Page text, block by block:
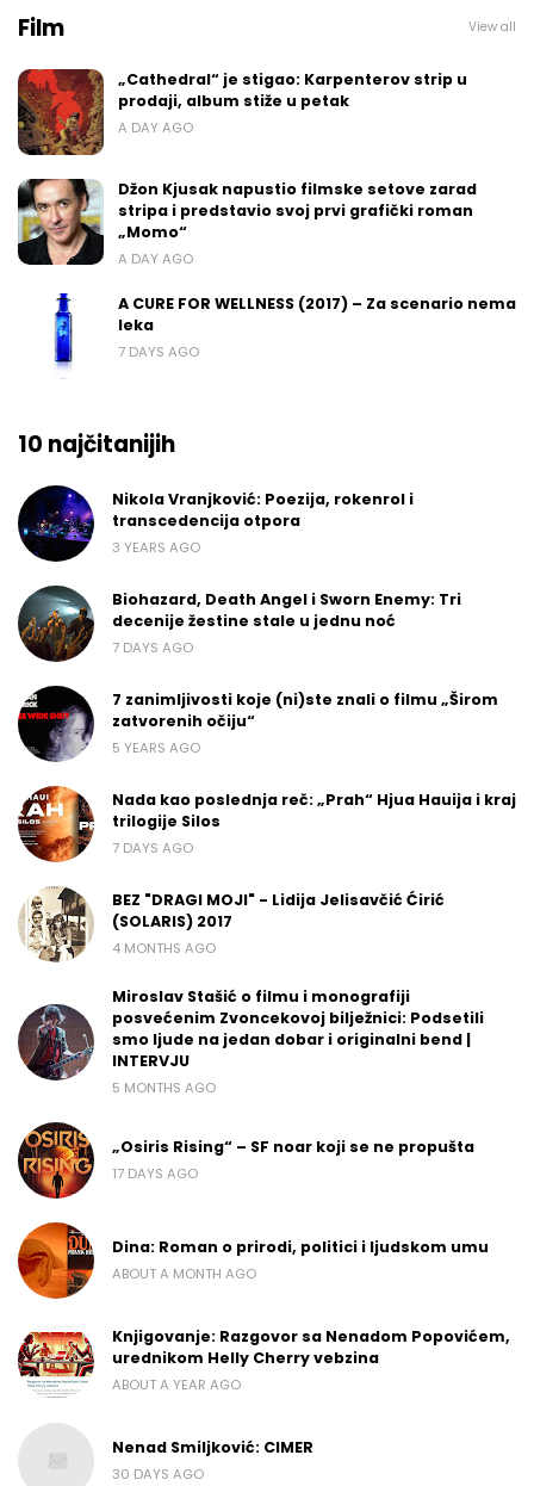
Film View all
„Cathedral“ je stigao: Karpenterov strip u
prodaji, album stiže u petak
A DAY AGO
Džon Kjusak napustio filmske setove zarad
stripa i predstavio svoj prvi grafički roman
„Momo“
A DAY AGO
A CURE FOR WELLNESS (2017) – Za scenario nema
leka
7 DAYS AGO
10 najčitanijih
Nikola Vranjković: Poezija, rokenrol i
transcedencija otpora
3 YEARS AGO
Biohazard, Death Angel i Sworn Enemy: Tri
decenije žestine stale u jednu noć
7 DAYS AGO
7 zanimljivosti koje (ni)ste znali o filmu „Širom
zatvorenih očiju“
5 YEARS AGO
Nada kao poslednja reč: „Prah“ Hjua Hauija i kraj
trilogije Silos
7 DAYS AGO
BEZ "DRAGI MOJI" - Lidija Jelisavčić Ćirić
(SOLARIS) 2017
4 MONTHS AGO
Miroslav Stašić o filmu i monografiji
posvećenim Zvoncekovoj bilježnici: Podsetili
smo ljude na jedan dobar i originalni bend |
INTERVJU
5 MONTHS AGO
„Osiris Rising“ – SF noar koji se ne propušta
17 DAYS AGO
Dina: Roman o prirodi, politici i ljudskom umu
ABOUT A MONTH AGO
Knjigovanje: Razgovor sa Nenadom Popovićem,
urednikom Helly Cherry vebzina
ABOUT A YEAR AGO
Nenad Smiljković: CIMER
30 DAYS AGO